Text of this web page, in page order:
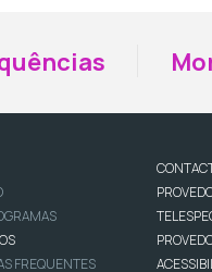
FREQUENTES